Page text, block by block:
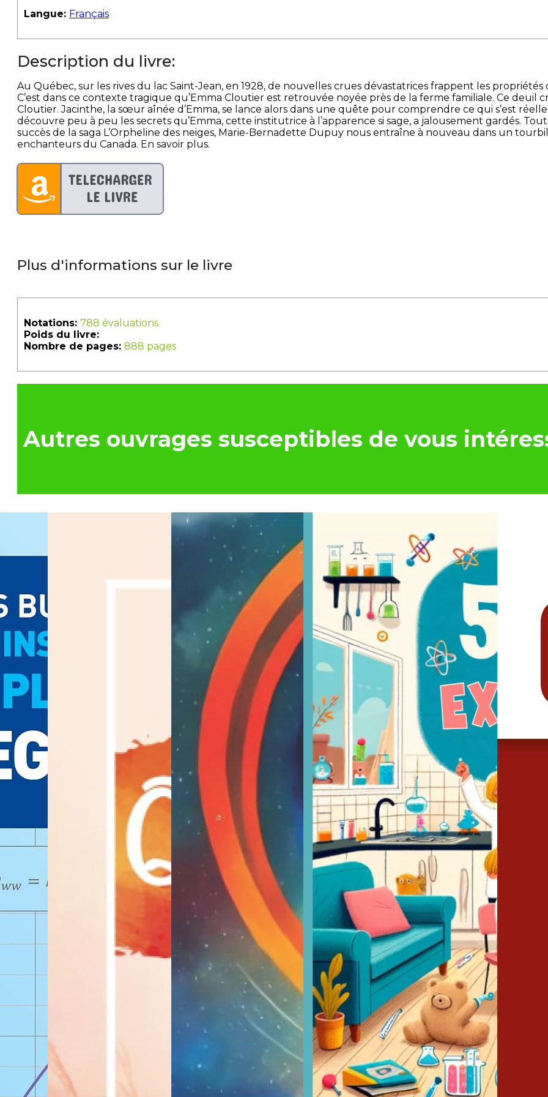
Langue: Français
Description du livre:
Au Québec, sur les rives du lac Saint-Jean, en 1928, de nouvelles crues dévastatrices frappent les
C’est dans ce contexte tragique qu’Emma Cloutier est retrouvée noyée près de la ferme familiale. Ce deuil
Cloutier. Jacinthe, la sœur aînée d’Emma, se lance alors dans une quête pour comprendre ce qui s’est
découvre peu à peu les secrets qu’Emma, cette institutrice à l’apparence si sage, a jalousement gardés.
succès de la saga L’Orpheline des neiges, Marie-Bernadette Dupuy nous entraîne à nouveau dans un
enchanteurs du Canada. En savoir plus.
Plus d'informations sur le livre
Notations: 788 évaluations
Poids du livre:
Nombre de pages: 888 pages
Autres ouvrages susceptibles de vous